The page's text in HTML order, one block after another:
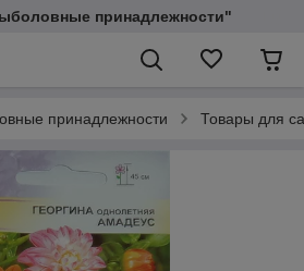
принадлежности"
принадлежности Товары для